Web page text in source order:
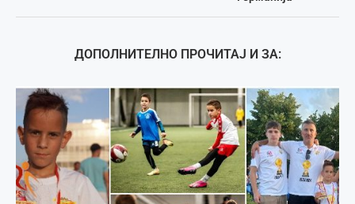
ДОПОЛНИТЕЛНО ПРОЧИТАЈ И ЗА: